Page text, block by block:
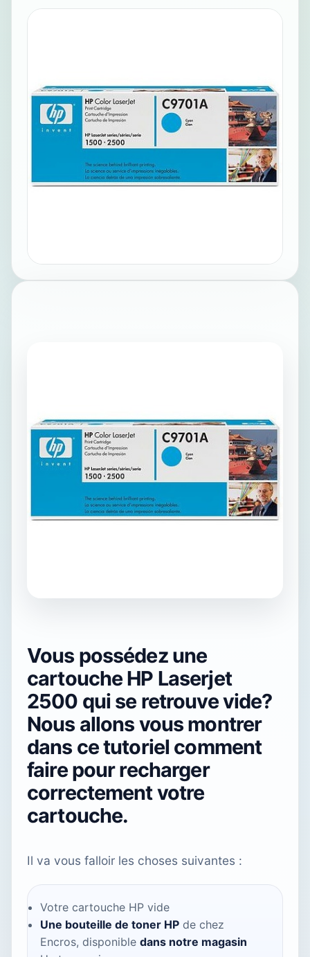
Vous possédez une
cartouche HP Laserjet
2500 qui se retrouve vide?
Nous allons vous montrer
dans ce tutoriel comment
faire pour recharger
correctement votre
cartouche.
Il va vous falloir les choses suivantes :
Votre cartouche HP vide
Une bouteille de toner HP de chez
Encros, disponible dans notre magasin